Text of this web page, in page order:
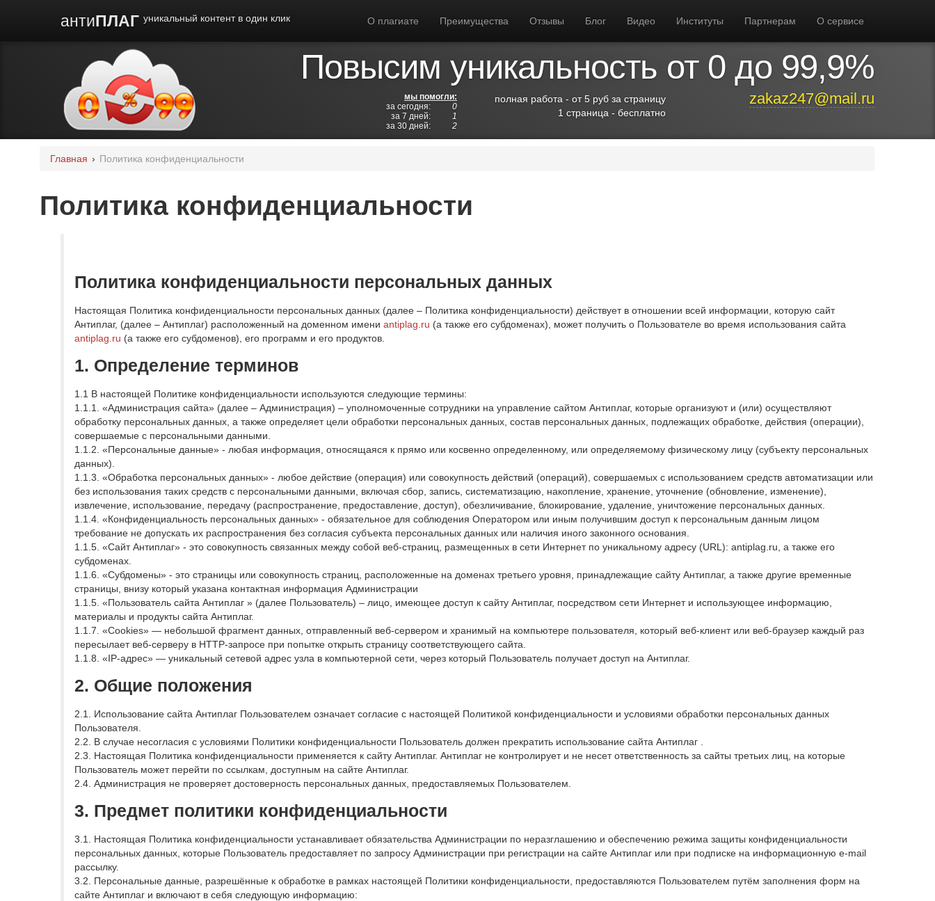
антиПЛАГ уникальный контент в один клик О плагиате Преимущества Отзывы Блог Видео Институты Партнерам О сервисе
Повысим уникальность от 0 до 99,9%
мы помогли:
за сегодня:
0
за 7 дней:
1
за 30 дней:
2
полная работа - от 5 руб за страницу
1 страница - бесплатно
zakaz247@mail.ru
Главная › Политика конфиденциальности
Политика конфиденциальности
Политика конфиденциальности персональных данных
Настоящая Политика конфиденциальности персональных данных (далее – Политика конфиденциальности) действует в отношении всей информации, которую сайт
Антиплаг, (далее – Антиплаг) расположенный на доменном имени antiplag.ru (а также его субдоменах), может получить о Пользователе во время использования сайта
antiplag.ru (а также его субдоменов), его программ и его продуктов.
1. Определение терминов
1.1 В настоящей Политике конфиденциальности используются следующие термины:
1.1.1. «Администрация сайта» (далее – Администрация) – уполномоченные сотрудники на управление сайтом Антиплаг, которые организуют и (или) осуществляют
обработку персональных данных, а также определяет цели обработки персональных данных, состав персональных данных, подлежащих обработке, действия (операции),
совершаемые с персональными данными.
1.1.2. «Персональные данные» - любая информация, относящаяся к прямо или косвенно определенному, или определяемому физическому лицу (субъекту персональных
данных).
1.1.3. «Обработка персональных данных» - любое действие (операция) или совокупность действий (операций), совершаемых с использованием средств автоматизации или
без использования таких средств с персональными данными, включая сбор, запись, систематизацию, накопление, хранение, уточнение (обновление, изменение),
извлечение, использование, передачу (распространение, предоставление, доступ), обезличивание, блокирование, удаление, уничтожение персональных данных.
1.1.4. «Конфиденциальность персональных данных» - обязательное для соблюдения Оператором или иным получившим доступ к персональным данным лицом
требование не допускать их распространения без согласия субъекта персональных данных или наличия иного законного основания.
1.1.5. «Сайт Антиплаг» - это совокупность связанных между собой веб-страниц, размещенных в сети Интернет по уникальному адресу (URL): antiplag.ru, а также его
субдоменах.
1.1.6. «Субдомены» - это страницы или совокупность страниц, расположенные на доменах третьего уровня, принадлежащие сайту Антиплаг, а также другие временные
страницы, внизу который указана контактная информация Администрации
1.1.5. «Пользователь сайта Антиплаг » (далее Пользователь) – лицо, имеющее доступ к сайту Антиплаг, посредством сети Интернет и использующее информацию,
материалы и продукты сайта Антиплаг.
1.1.7. «Cookies» — небольшой фрагмент данных, отправленный веб-сервером и хранимый на компьютере пользователя, который веб-клиент или веб-браузер каждый раз
пересылает веб-серверу в HTTP-запросе при попытке открыть страницу соответствующего сайта.
1.1.8. «IP-адрес» — уникальный сетевой адрес узла в компьютерной сети, через который Пользователь получает доступ на Антиплаг.
2. Общие положения
2.1. Использование сайта Антиплаг Пользователем означает согласие с настоящей Политикой конфиденциальности и условиями обработки персональных данных
Пользователя.
2.2. В случае несогласия с условиями Политики конфиденциальности Пользователь должен прекратить использование сайта Антиплаг .
2.3. Настоящая Политика конфиденциальности применяется к сайту Антиплаг. Антиплаг не контролирует и не несет ответственность за сайты третьих лиц, на которые
Пользователь может перейти по ссылкам, доступным на сайте Антиплаг.
2.4. Администрация не проверяет достоверность персональных данных, предоставляемых Пользователем.
3. Предмет политики конфиденциальности
3.1. Настоящая Политика конфиденциальности устанавливает обязательства Администрации по неразглашению и обеспечению режима защиты конфиденциальности
персональных данных, которые Пользователь предоставляет по запросу Администрации при регистрации на сайте Антиплаг или при подписке на информационную e-mail
рассылку.
3.2. Персональные данные, разрешённые к обработке в рамках настоящей Политики конфиденциальности, предоставляются Пользователем путём заполнения форм на
сайте Антиплаг и включают в себя следующую информацию: